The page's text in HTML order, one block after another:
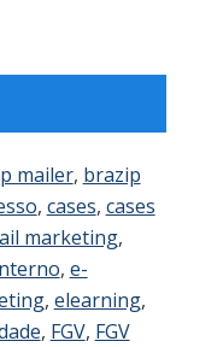
mailer, brazip
, cases, cases
marketing,
, e-
, elearning,
, FGV, FGV